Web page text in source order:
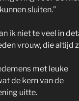
sluiten.”
ik niet te veel in
vrouw, die altijd
met leuke
de kern van de
uitte.